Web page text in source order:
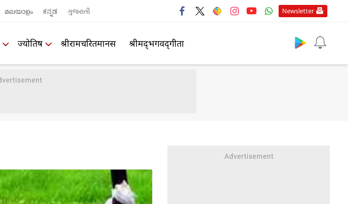
മലയാളം ಕನ್ನಡ ગુજરાતી Newsletter
ज्योतिष श्रीरामचरितमानस श्रीमद्‍भगवद्‍गीता